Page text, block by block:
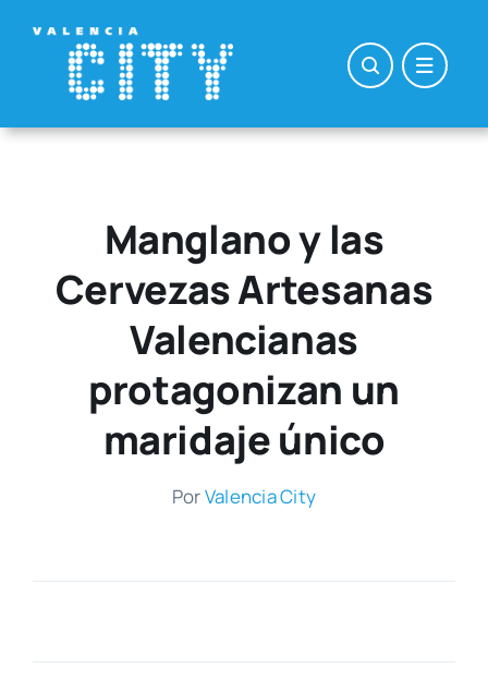
contenido
Manglano y las
Cervezas Artesanas
Valencianas
protagonizan un
maridaje único
PorValen­cia City